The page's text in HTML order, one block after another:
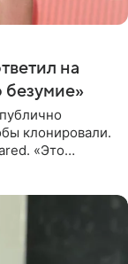
на
безумие»
клонировали.
«Это